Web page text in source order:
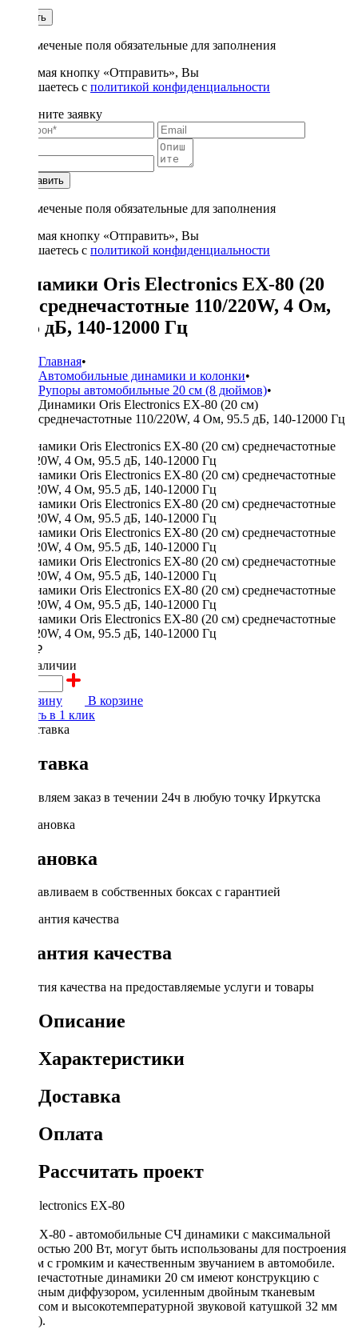
Купить
* - отмеченые поля обязательные для заполнения
Нажимая кнопку «Отправить», Вы
соглашаетесь с политикой конфиденциальности
Заполните заявку
Отправить
* - отмеченые поля обязательные для заполнения
Нажимая кнопку «Отправить», Вы
соглашаетесь с политикой конфиденциальности
Динамики Oris Electronics EX-80 (20
см) среднечастотные 110/220W, 4 Ом,
95.5 дБ, 140-12000 Гц
Главная•
Автомобильные динамики и колонки•
Рупоры автомобильные 20 см (8 дюймов)•
Динамики Oris Electronics EX-80 (20 см)
среднечастотные 110/220W, 4 Ом, 95.5 дБ, 140-12000 Гц
5400 ₽
в наличии
В корзину
В корзине
Купить в 1 клик
Доставка
Доставляем заказ в течении 24ч в любую точку Иркутска
Установка
Устанавливаем в собственных боксах с гарантией
Гарантия качества
Гарантия качества на предоставляемые услуги и товары
Описание
Характеристики
Доставка
Оплата
Рассчитать проект
Oris Electronics EX-80
Oris EX-80 - автомобильные СЧ динамики с максимальной
мощностью 200 Вт, могут быть использованы для построения
систем с громким и качественным звучанием в автомобиле.
Среднечастотные динамики 20 см имеют конструкцию с
бумажным диффузором, усиленным двойным тканевым
подвесом и высокотемпературной звуковой катушкой 32 мм
(1.25").